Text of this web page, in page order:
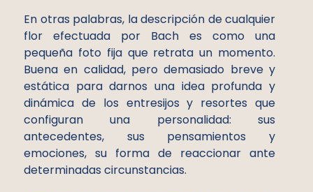
En otras palabras, la descripción de cualquier
flor efectuada por Bach es como una
pequeña foto fija que retrata un momento.
Buena en calidad, pero demasiado breve y
estática para darnos una idea profunda y
dinámica de los entresijos y resortes que
configuran una personalidad: sus
antecedentes, sus pensamientos y
emociones, su forma de reaccionar ante
determinadas circunstancias.